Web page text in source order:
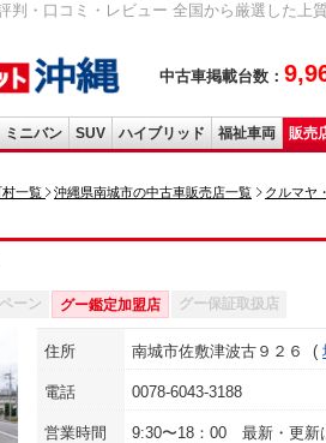
判・口コミ・レビュー 全国から厳選した
中古車掲載台数：
ミニバン SUV ハイブリッド 福祉車両 販売
一覧 沖縄県南城市の中古車販売店一覧 クルマヤ
ーン グー鑑定加盟店 グー保証取扱店
住所 南城市佐敷津波古９２６
電話 0078-6043-3188
営業時間
9:30〜18：00 最新・更新